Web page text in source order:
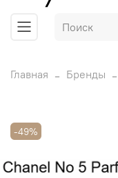
Главная Бренды
-49%